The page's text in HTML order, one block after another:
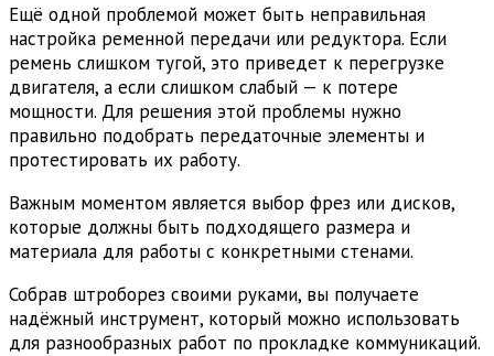
Ещё одной проблемой может быть неправильная
настройка ременной передачи или редуктора. Если
ремень слишком тугой, это приведет к перегрузке
двигателя, а если слишком слабый — к потере
мощности. Для решения этой проблемы нужно
правильно подобрать передаточные элементы и
протестировать их работу.
Важным моментом является выбор фрез или дисков,
которые должны быть подходящего размера и
материала для работы с конкретными стенами.
Собрав штроборез своими руками, вы получаете
надёжный инструмент, который можно использовать
для разнообразных работ по прокладке коммуникаций.